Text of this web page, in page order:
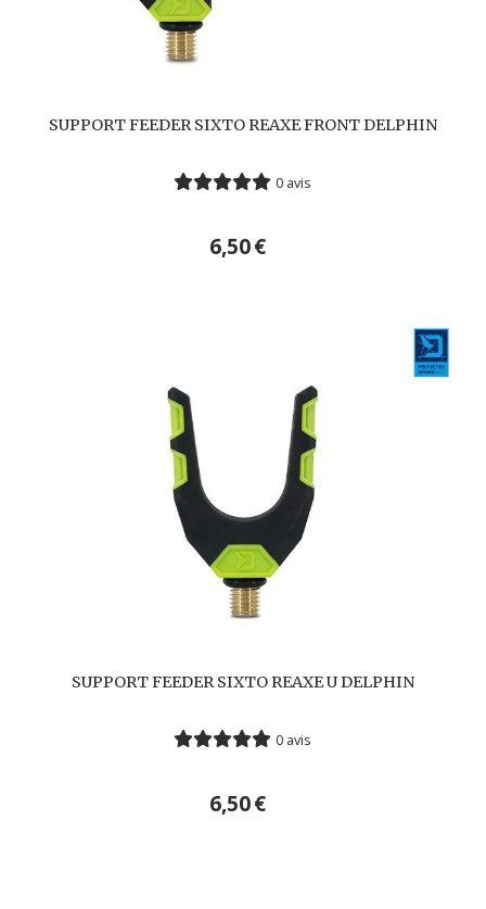
SUPPORT FEEDER SIXTO REAXE FRONT DELPHIN
0 avis
6,50€
SUPPORT FEEDER SIXTO REAXE U DELPHIN
0 avis
6,50€